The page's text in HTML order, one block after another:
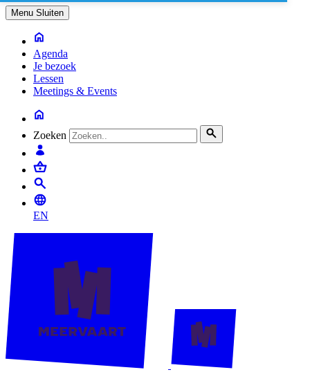
Menu Sluiten
Agenda
Je bezoek
Lessen
Meetings & Events
Zoeken
EN